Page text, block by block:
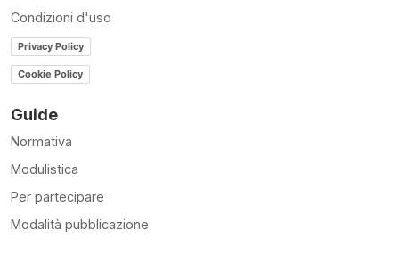
Condizioni d'uso
Privacy Policy
Cookie Policy
Guide
Normativa
Modulistica
Per partecipare
Modalità pubblicazione